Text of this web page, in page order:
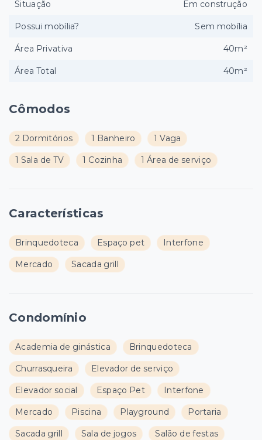
Cômodos
2 Dormitórios 1 Banheiro 1 Vaga
1 Sala de TV 1 Cozinha 1 Área de serviço
Características
Brinquedoteca Espaço pet Interfone
Mercado Sacada grill
Condomínio
Academia de ginástica Brinquedoteca
Churrasqueira Elevador de serviço
Elevador social Espaço Pet Interfone
Mercado Piscina Playground Portaria
Sacada grill Sala de jogos Salão de festas
Situação Em construção
Possui mobília? Sem mobília
Área Privativa 40m²
Área Total 40m²